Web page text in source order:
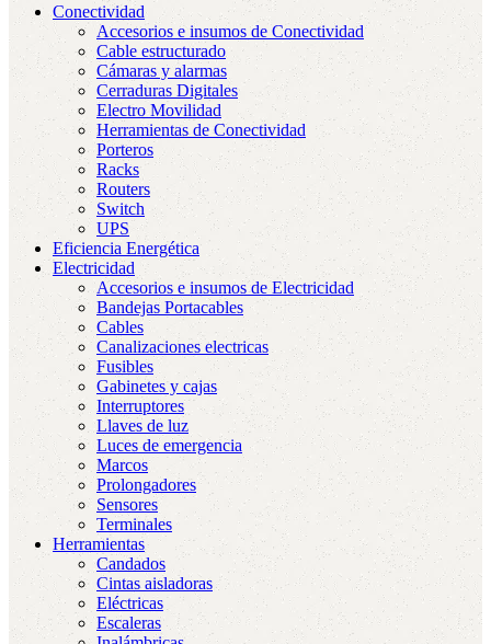
Conectividad
Accesorios e insumos de Conectividad
Cable estructurado
Cámaras y alarmas
Cerraduras Digitales
Electro Movilidad
Herramientas de Conectividad
Porteros
Racks
Routers
Switch
UPS
Eficiencia Energética
Electricidad
Accesorios e insumos de Electricidad
Bandejas Portacables
Cables
Canalizaciones electricas
Fusibles
Gabinetes y cajas
Interruptores
Llaves de luz
Luces de emergencia
Marcos
Prolongadores
Sensores
Terminales
Herramientas
Candados
Cintas aisladoras
Eléctricas
Escaleras